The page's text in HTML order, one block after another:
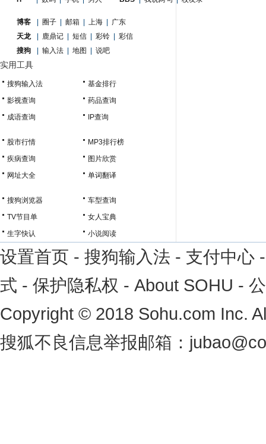
博客 圈子 邮箱 上海
广东
天龙
鹿鼎记 短信 彩铃
彩信
搜狗
输入法 地图 说吧
实用工具
搜狗输入法
基金排行
影视查询
药品查询
成语查询
IP查询
股市行情
MP3排行榜
疾病查询
图片欣赏
网址大全
单词翻译
搜狗浏览器
车型查询
TV节目单
女人宝典
生字快认
小说阅读
设置首页 - 搜狗输入法 - 支付中心
式 - 保护隐私权 - About SOHU -
Copyright © 2018 Sohu.com Inc.
搜狐不良信息举报邮箱：